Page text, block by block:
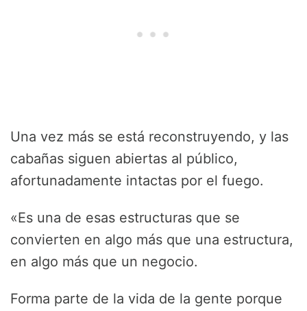
Una vez más se está reconstruyendo, y las
cabañas siguen abiertas al público,
afortunadamente intactas por el fuego.
«Es una de esas estructuras que se
convierten en algo más que una estructura,
en algo más que un negocio.
Forma parte de la vida de la gente porque